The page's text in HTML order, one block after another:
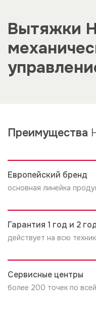
м³/ч. Для
согласно размеру
Вытяжки
Преимущества
Европейский бренд
основная линейка
Гарантия 1 год и 2
действует на всю
Сервисные центры
более 200 точек по